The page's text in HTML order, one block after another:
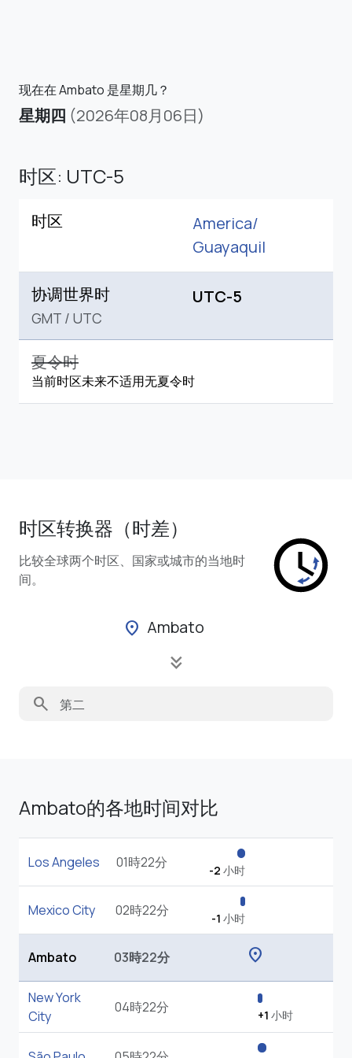
现在在 Ambato 是星期几？
星期四 (2026年08月06日)
时区: UTC-5
时区
America/
Guayaquil
协调世界时
GMT / UTC
UTC-5
夏令时
当前时区未来不适用无夏令时
时区转换器（时差）
比较全球两个时区、国家或城市的当地时
间。
location_on Ambato
keyboard_double_arrow_down
search
Ambato的各地时间对比
Los Angeles 01時22分 -2 小时
Mexico City 02時22分 -1 小时
Ambato 03時22分 location_on
New York
City
04時22分 +1 小时